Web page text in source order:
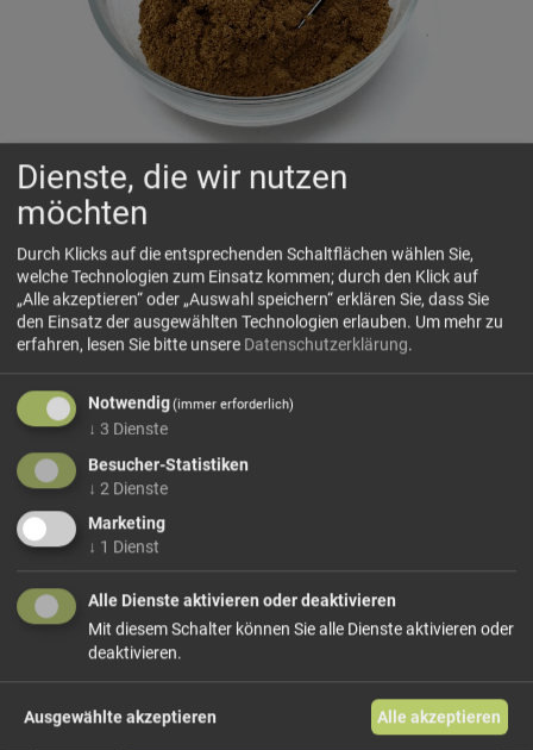
Garam Masala
Warm duftend, fein geröstet und vielschichtig würzig
🗺 Herkunft
Garam Masala ist eine klassische Gewürzmischung der
Gewürzen wie Koriander, Kreuzkümmel, Kardamom, Zimt,
Nelken, Pfeffer oder Muskat zusammengestellt. Je nach...
mehr Infos +
Dieses Produkt führen wir lose.
In den Warenkorb
Dienste, die wir nutzen
möchten
Durch Klicks auf die entsprechenden Schaltflächen wählen Sie,
welche Technologien zum Einsatz kommen; durch den Klick auf
„Alle akzeptieren“ oder „Auswahl speichern“ erklären Sie, dass Sie
den Einsatz der ausgewählten Technologien erlauben. Um mehr zu
erfahren, lesen Sie bitte unsere Datenschutzerklärung.
Notwendig(immer erforderlich)
↓ 3 Dienste
Besucher-Statistiken
↓ 2 Dienste
Marketing
↓ 1 Dienst
Alle Dienste aktivieren oder deaktivieren
Mit diesem Schalter können Sie alle Dienste aktivieren oder
deaktivieren.
Ausgewählte akzeptieren Alle akzeptieren